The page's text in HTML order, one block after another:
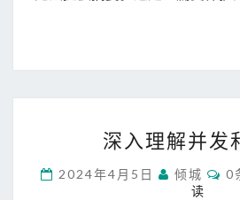
就
（
2
）
第
入
解
深入理解并发
2024年4月5日 倾城
C
O
0
读